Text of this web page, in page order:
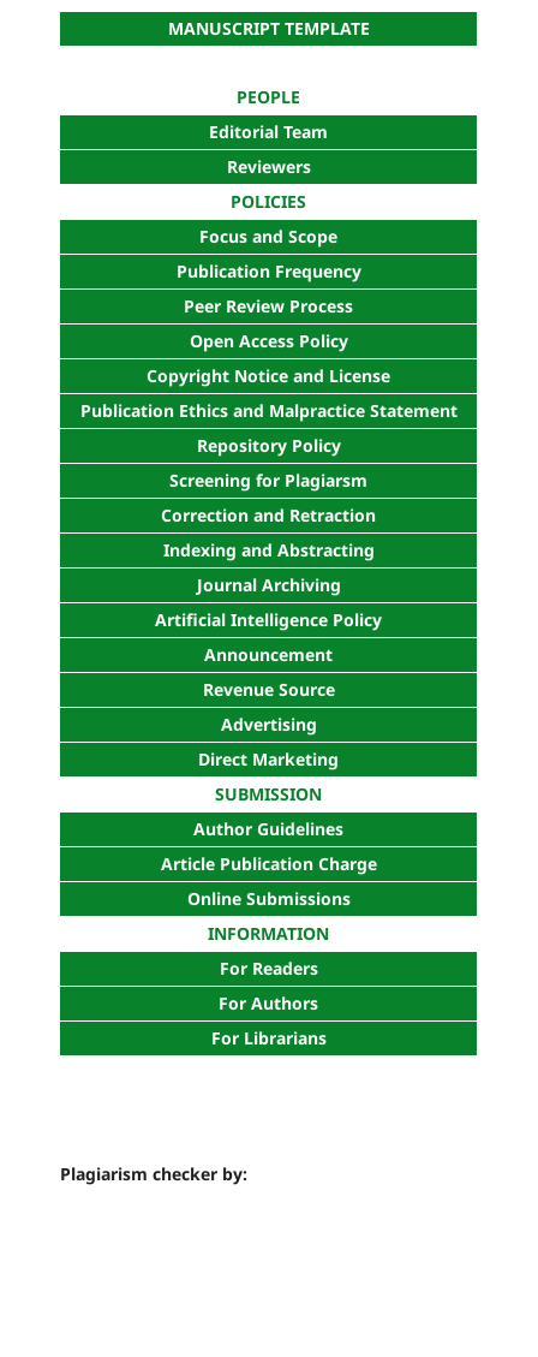
MANUSCRIPT TEMPLATE
PEOPLE
Editorial Team
Reviewers
POLICIES
Focus and Scope
Publication Frequency
Peer Review Process
Open Access Policy
Copyright Notice and License
Publication Ethics and Malpractice Statement
Repository Policy
Screening for Plagiarsm
Correction and Retraction
Indexing and Abstracting
Journal Archiving
Artificial Intelligence Policy
Announcement
Revenue Source
Advertising
Direct Marketing
SUBMISSION
Author Guidelines
Article Publication Charge
Online Submissions
INFORMATION
For Readers
For Authors
For Librarians
Plagiarism checker by: